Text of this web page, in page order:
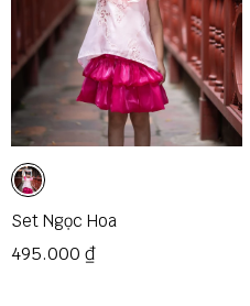
Set Ngọc Hoa
495.000 ₫